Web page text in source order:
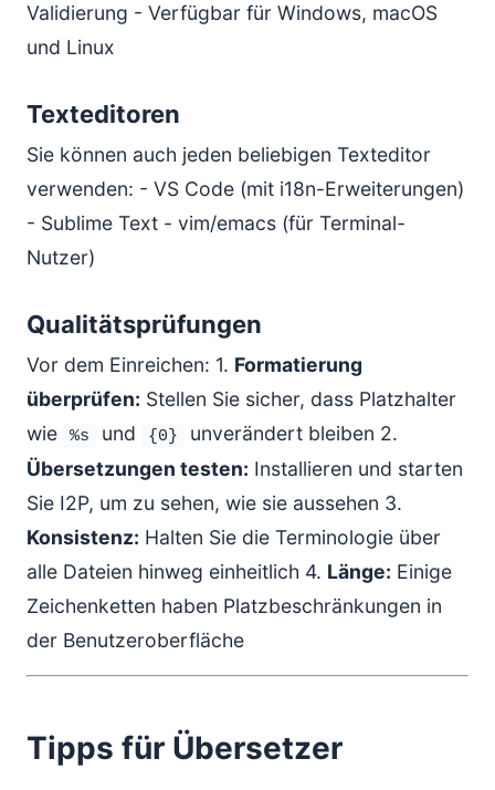
Validierung - Verfügbar für Windows, macOS
und Linux
Texteditoren
Sie können auch jeden beliebigen Texteditor
verwenden: - VS Code (mit i18n-Erweiterungen)
- Sublime Text - vim/emacs (für Terminal-
Nutzer)
Qualitätsprüfungen
Vor dem Einreichen: 1. Formatierung
überprüfen: Stellen Sie sicher, dass Platzhalter
wie
%s und {0}
unverändert bleiben 2.
Übersetzungen testen: Installieren und starten
Sie I2P, um zu sehen, wie sie aussehen 3.
Konsistenz: Halten Sie die Terminologie über
alle Dateien hinweg einheitlich 4. Länge: Einige
Zeichenketten haben Platzbeschränkungen in
der Benutzeroberfläche
Tipps für Übersetzer